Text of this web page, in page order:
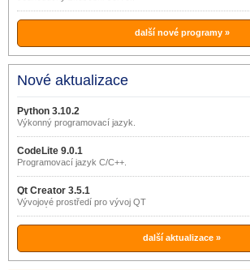
další nové programy »
Nové aktualizace
Python 3.10.2
Výkonný programovací jazyk.
CodeLite 9.0.1
Programovací jazyk C/C++.
Qt Creator 3.5.1
Vývojové prostředí pro vývoj QT
aplikací.
další aktualizace »